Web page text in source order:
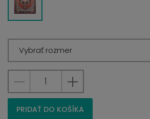
Vybrať rozmer
PRIDAŤ DO KOŠÍKA